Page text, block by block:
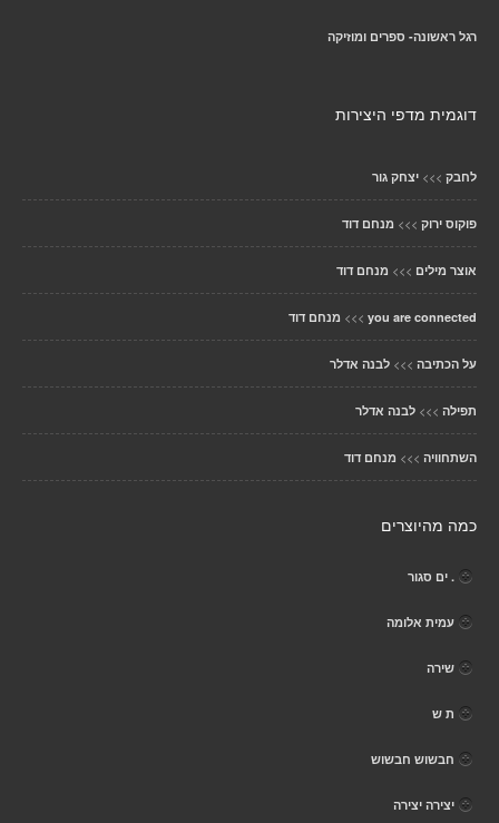
רגל ראשונה- ספרים ומוזיקה
דוגמית מדפי היצירות
לחבק >>> יצחק גור
פוקוס ירוק >>> מנחם דוד
אוצר מילים >>> מנחם דוד
you are connected
>>> מנחם דוד
על הכתיבה >>> לבנה אדלר
תפילה >>> לבנה אדלר
השתחוויה >>> מנחם דוד
כמה מהיוצרים
. ים סגור
עמית אלומה
שירה
ת ש
חבשוש חבשוש
יצירה יצירה